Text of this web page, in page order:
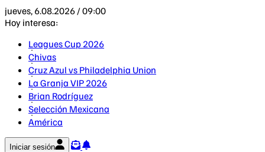
jueves, 6.08.2026 / 09:00
Hoy interesa:
Leagues Cup 2026
Chivas
Cruz Azul vs Philadelphia Union
La Granja VIP 2026
Brian Rodríguez
Selección Mexicana
América
Iniciar sesión